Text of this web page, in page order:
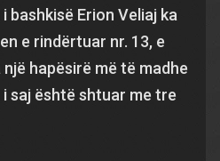
bashkisë Erion Veliaj ka
e rindërtuar nr. 13, e
hapësirë më të madhe
saj është shtuar me tre